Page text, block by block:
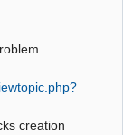
creation